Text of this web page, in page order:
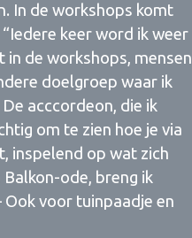
In de workshops komt
keer word ik weer
de workshops, mensen
doelgroep waar ik
acccordeon, die ik
om te zien hoe je via
inspelend op wat zich
ode, breng ik
Ook voor tuinpaadje en